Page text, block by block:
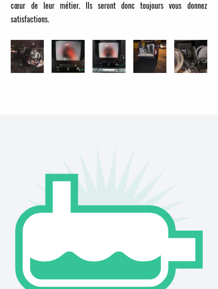
cœur de leur métier. Ils seront donc toujours vous donnez
satisfactions.